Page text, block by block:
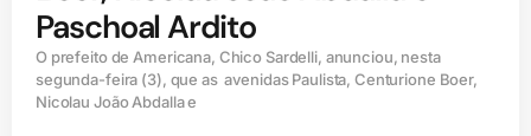
Paschoal Ardito
O prefeito de Americana, Chico Sardelli, anunciou, nesta
segunda-feira (3), que as avenidas Paulista, Centurione Boer,
Nicolau João Abdalla e